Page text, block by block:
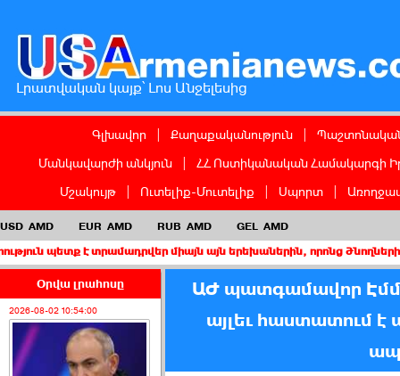
Լրատվական կայք՝ Լոս Անջելեսից
Գլխավոր Քաղաքականություն
Մանկավարժի անկյուն
ՀՀ Ոստիկանական Համակարգի
Մշակույթ
Ուտելիք-Մուտելիք Սպորտ
USD AMD EUR AMD RUB AMD GEL AMD
է տրամադրվեր միայն այն երեխաներին, որոնց ծնողներից
Օրվա լրահոսը
2026-08-02 10:54:00
ԱԺ պատգամավոր
այլեւ հաստատում